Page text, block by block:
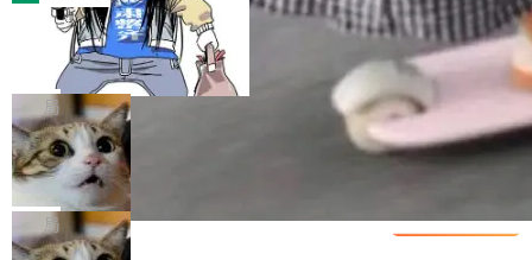
装完即用。 开源地址：Gitee · GitCode · GitHu
b 安装 支持 Java 8+（8~26）、macOS / Linu
x / Windows / Harmony PC。 # macOS / Linu
x / Harmony PC curl -fsSL https://solon.noea
r.org/solon...
体。企业级代码仓库通常包含数十万乃至数百万
个文件，其规模远超单次模型调用可承载的上下
文窗口。随着项目规模的持续扩张与代码历史的
不断累积，代码仓中的模块关系、接口契约、业
务逻辑等关键信息往往分散于数十乃至数百个文
件之中，形成高度复杂的知识关联网络。传统的
代码检索手段（如关键词匹配、目录遍历）仅能
在语法层面完成文本定位，难以触及代码的语义
内涵与结构关联，导致开发者使用代码智能体在
一条“删库”命令跑 17 小时，算法工程
师删光 89TB 数据只为干私活
最高人民检察院8月4日公布了一起案件：北京一
名90后算法工程师王某，为了给自己接的私活腾
服务器空间，删光了公司AI游戏部门的全部核心
数据。 王某2024年1月入职东城区某科技公司AI
短剧部门，有互联网大厂背景。在公司内部架构
调整期间，部门三次通知全员将数据从A集群迁
移到B集群，王某都回复了"收到"。 他没有迁移
局
Cloudflare 分享推理优化实践：KV ca
che 量化 + 权重压缩，吞吐量提升 4
1%，成本降 30%
Kimi 和 GLM 是当前最强的大模型系列之一，但
它们有一个共同的问题：太吃显存了。月之暗面
的 Kimi K 系列和智谱的 GLM 都是长上下文、M
局